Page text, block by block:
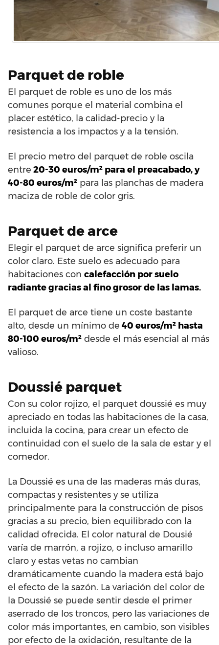
Parquet de roble
El parquet de roble es uno de los más
comunes porque el material combina el
placer estético, la calidad-precio y la
resistencia a los impactos y a la tensión.
El precio metro del parquet de roble oscila
entre 20-30 euros/m² para el preacabado, y
40-80 euros/m² para las planchas de madera
maciza de roble de color gris.
Parquet de arce
Elegir el parquet de arce significa preferir un
color claro. Este suelo es adecuado para
habitaciones con calefacción por suelo
radiante gracias al fino grosor de las lamas.
El parquet de arce tiene un coste bastante
alto, desde un mínimo de 40 euros/m² hasta
80-100 euros/m² desde el más esencial al más
valioso.
Doussié parquet
Con su color rojizo, el parquet doussié es muy
apreciado en todas las habitaciones de la casa,
incluida la cocina, para crear un efecto de
continuidad con el suelo de la sala de estar y el
comedor.
La Doussié es una de las maderas más duras,
compactas y resistentes y se utiliza
principalmente para la construcción de pisos
gracias a su precio, bien equilibrado con la
calidad ofrecida. El color natural de Dousié
varía de marrón, a rojizo, o incluso amarillo
claro y estas vetas no cambian
dramáticamente cuando la madera está bajo
el efecto de la sazón. La variación del color de
la Doussié se puede sentir desde el primer
aserrado de los troncos, pero las variaciones de
color más importantes, en cambio, son visibles
por efecto de la oxidación, resultante de la